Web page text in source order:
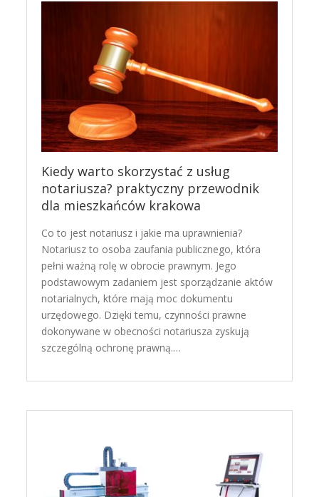
Kiedy warto skorzystać z usług
notariusza? praktyczny przewodnik
dla mieszkańców krakowa
Co to jest notariusz i jakie ma uprawnienia?
Notariusz to osoba zaufania publicznego, która
pełni ważną rolę w obrocie prawnym. Jego
podstawowym zadaniem jest sporządzanie aktów
notarialnych, które mają moc dokumentu
urzędowego. Dzięki temu, czynności prawne
dokonywane w obecności notariusza zyskują
szczególną ochronę prawną.…